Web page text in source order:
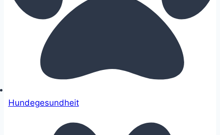
Hundegesundheit